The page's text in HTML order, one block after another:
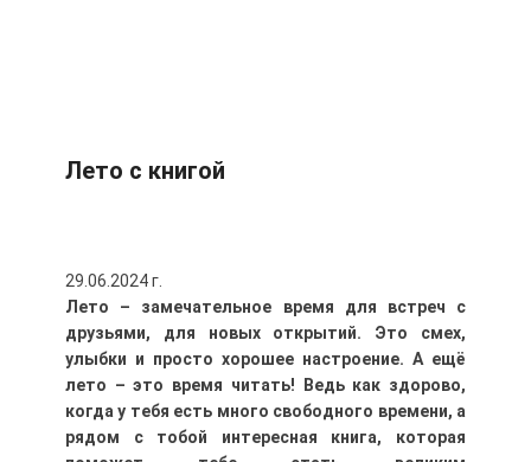
Лето с книгой
29.06.2024 г.
Лето – замечательное время для встреч с
друзьями, для новых открытий. Это смех,
улыбки и просто хорошее настроение. А ещё
лето – это время читать! Ведь как здорово,
когда у тебя есть много свободного времени, а
рядом с тобой интересная книга, которая